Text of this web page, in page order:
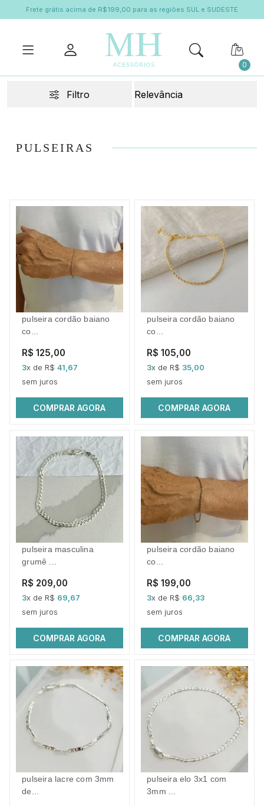
Frete grátis acima de R$199,00 para as regiões SUL e SUDESTE
0
Filtro
PULSEIRAS
pulseira cordão baiano
co...
R$ 125,00
3x de R$41,67
sem juros
COMPRAR AGORA
pulseira cordão baiano
co...
R$ 105,00
3x de R$ 35,00
sem juros
COMPRAR AGORA
pulseira masculina
grumê ...
R$ 209,00
3x de R$ 69,67
sem juros
COMPRAR AGORA
pulseira cordão baiano
co...
R$ 199,00
3x de R$ 66,33
sem juros
COMPRAR AGORA
pulseira lacre com 3mm
de...
pulseira elo 3x1 com
3mm ...